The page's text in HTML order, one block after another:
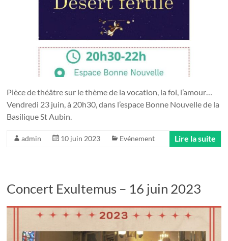
Pièce de théâtre sur le thème de la vocation, la foi, l’amour…
Vendredi 23 juin, à 20h30, dans l’espace Bonne Nouvelle de la
Basilique St Aubin.
admin 10 juin 2023 Evénement Lire la suite
Concert Exultemus – 16 juin 2023